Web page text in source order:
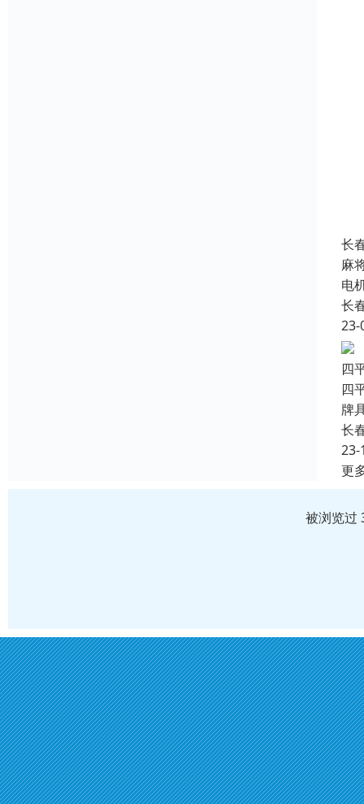
长
麻
电
长
23-
四
四
牌
长
23-
更
被浏览过